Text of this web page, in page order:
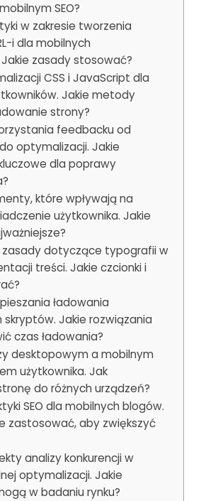
SEO?
w zakresie tworzenia
i dla mobilnych
zasady stosować?
CSS i JavaScript dla
Jakie metody
strony?
feedbacku od
optymalizacji. Jakie
dla poprawy
które wpływają na
użytkownika. Jakie
zasady dotyczące typografii w
treści. Jakie czcionki i
ładowania
Jakie rozwiązania
czas ładowania?
desktopowym a mobilnym
użytkownika. Jak
do różnych urządzeń?
SEO dla mobilnych blogów.
zastosować, aby zwiększyć
analizy konkurencji w
optymalizacji. Jakie
w badaniu rynku?